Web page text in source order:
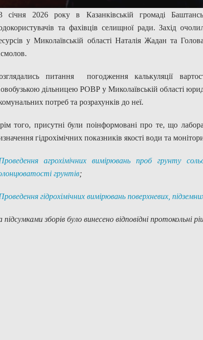
січня 2026 року в Казанківській громаді
та фахівців селищної ради. Захід
у Миколаївській області Наталія Жадан та
питання погодження калькуляції
дільницею РОВР у Миколаївській області
потреб та розрахунків до неї.
того, присутні були поінформовані про те, що
гідрохімічних показників якості води та
агрохімічних вимірювань проб грунту
грунтів;
гідрохімічних вимірювань поверхневих,
підсумками зборів було винесено відповідні протокольні